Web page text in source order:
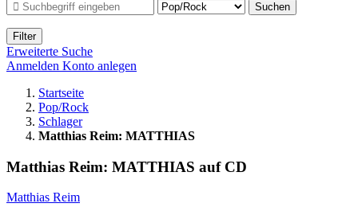
Suchen
Filter
Erweiterte Suche
Anmelden Konto anlegen
Startseite
Pop/Rock
Schlager
Matthias Reim: MATTHIAS
Matthias Reim: MATTHIAS auf CD
Matthias Reim